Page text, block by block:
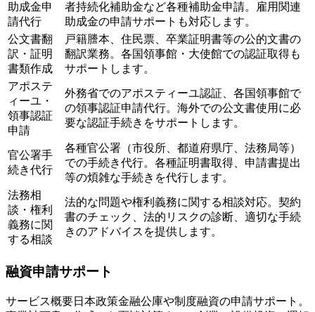
助成金申
請代行
者持続化補助金など各種補助金申請。雇用関連
助成金の申請サポートも対応します。
公文書翻
訳・証明
書類作成
戸籍謄本、住民票、卒業証明書等の公的文書の
翻訳業務。各国領事館・大使館での認証取得も
サポートします。
アポステ
ィーユ・
領事認証
申請
外務省でのアポスティーユ認証、各国領事館で
の領事認証申請代行。海外での公文書使用に必
要な認証手続きをサポートします。
官公署手
続き代行
各種官公署（市役所、都道府県庁、法務局等）
での手続き代行。各種証明書取得、申請書提出
等の煩雑な手続きを代行します。
法務相
談・権利
義務に関
する相談
法的な問題や権利義務に関する相談対応。契約
書のチェック、法的リスクの診断、適切な手続
きのアドバイスを提供します。
融資申請サポート
サービス概要日本政策金融公庫や制度融資の申請サポート。